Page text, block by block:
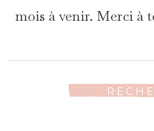
mois à venir. Merci à